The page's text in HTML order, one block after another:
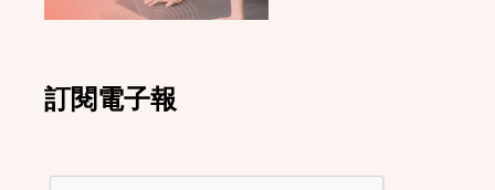
訂閱電子報